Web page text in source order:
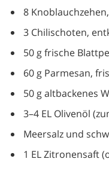
8
3 Chilischoten,
50 g frische
60 g Parmesan,
50 g altbackenes
3–4 EL Olivenöl
Meersalz und
1 EL Zitronensaft